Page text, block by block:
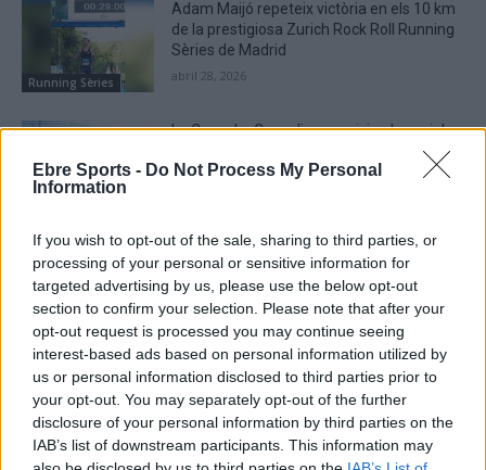
Ebre Sports - Do Not Process My Personal
Information
If you wish to opt-out of the sale, sharing to third parties, or
processing of your personal or sensitive information for
targeted advertising by us, please use the below opt-out
section to confirm your selection. Please note that after your
opt-out request is processed you may continue seeing
interest-based ads based on personal information utilized by
us or personal information disclosed to third parties prior to
your opt-out. You may separately opt-out of the further
disclosure of your personal information by third parties on the
IAB’s list of downstream participants. This information may
Running Sèries
Adam Maijó repeteix victòria en els 10 km
de la prestigiosa Zurich Rock Roll Running
Sèries de Madrid
abril 28, 2026
La Cursa Lo Caspolino propicia el canvi de
líders a la general de la Running Sèries
Terres de l’Ebre
DEIXA UNA RESPOSTA